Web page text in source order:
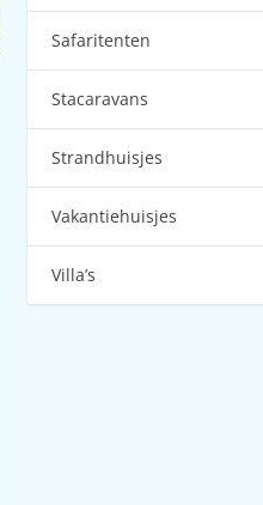
Safaritenten
Stacaravans
Strandhuisjes
Vakantiehuisjes
Villa’s